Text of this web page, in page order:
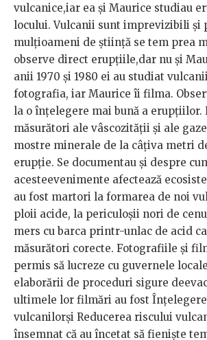
vulcanice,iar ea și Maurice studiau
locului. Vulcanii sunt imprevizibili și
mulțioameni de știință se tem prea
observe direct erupțiile,dar nu și
anii 1970 și 1980 ei au studiat
fotografia, iar Maurice îi filma.
la o înțelegere mai bună a erupțiilor.
măsurători ale vâscozității și ale
mostre minerale de la câțiva metri
erupție. Se documentau și despre
acesteevenimente afectează
au fost martori la formarea de noi
ploii acide, la periculoșii nori de
mers cu barca printr-unlac de acid
măsurători corecte. Fotografiile și
permis să lucreze cu guvernele
elaborării de proceduri sigure
ultimele lor filmări au fost
vulcanilorși Reducerea riscului
însemnat că au încetat să fieniște